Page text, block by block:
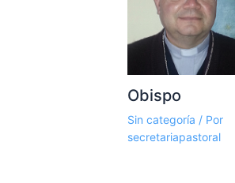
Obispo
Sin categoría / Por
secretariapastoral